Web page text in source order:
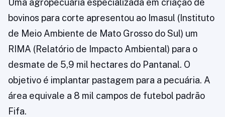
Uma agropecuária especializada em criação de
bovinos para corte apresentou ao Imasul (Instituto
de Meio Ambiente de Mato Grosso do Sul) um
RIMA (Relatório de Impacto Ambiental) para o
desmate de 5,9 mil hectares do Pantanal. O
objetivo é implantar pastagem para a pecuária. A
área equivale a 8 mil campos de futebol padrão
Fifa.